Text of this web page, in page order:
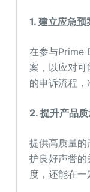
1. 建立应急预
在参与Prime
案，以应对
的申诉流程，
2. 提升产品
提供高质量
护良好声誉
度，还能在一